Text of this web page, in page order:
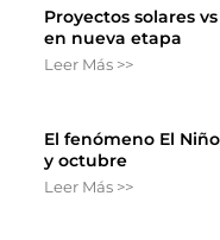
Proyectos solares
en nueva etapa
Leer Más >>
El fenómeno El
y octubre
Leer Más >>